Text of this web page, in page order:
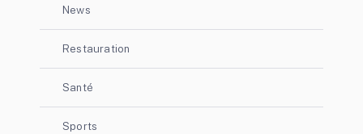
News
Restauration
Santé
Sports